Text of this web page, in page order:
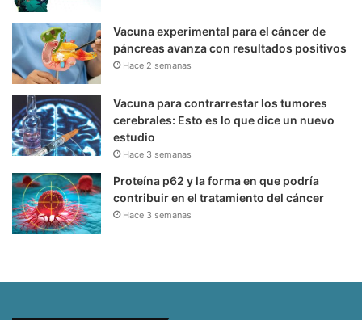
Vacuna experimental para el cáncer de
páncreas avanza con resultados positivos
Hace 2 semanas
Vacuna para contrarrestar los tumores
cerebrales: Esto es lo que dice un nuevo
estudio
Hace 3 semanas
Proteína p62 y la forma en que podría
contribuir en el tratamiento del cáncer
Hace 3 semanas